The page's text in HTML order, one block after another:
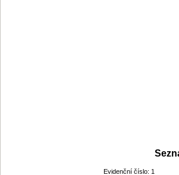
Evidenční číslo: 1